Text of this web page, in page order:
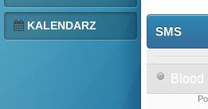
KALENDARZ SMS
Blood